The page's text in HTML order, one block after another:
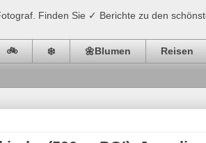
Finden Sie ✓ Berichte zu den
🚲 ❄️ 🌼Blumen Reisen